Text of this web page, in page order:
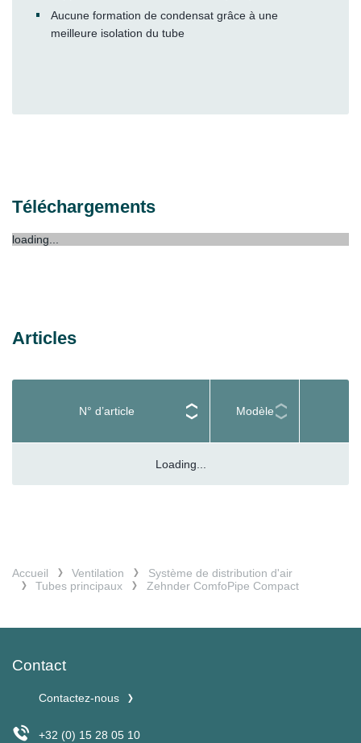
Aucune formation de condensat grâce à une
meilleure isolation du tube
Téléchargements
loading...
Articles
N° d’article Modèle
Loading...
Accueil Ventilation
Système de distribution d'air
Tubes principaux
Zehnder ComfoPipe Compact
Contact
Contactez-nous
+32 (0) 15 28 05 10